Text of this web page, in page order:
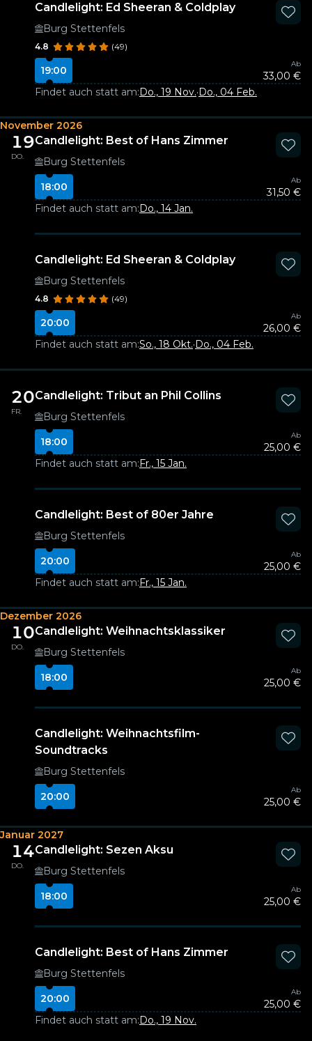
Candlelight: Ed Sheeran & Coldplay
Burg Stettenfels
4.8 (49)
19:00
Ab
33,00 €
Findet auch statt am:Do., 19 Nov.·Do., 04 Feb.
November 2026
19
DO.
Candlelight: Best of Hans Zimmer
Burg Stettenfels
18:00
Ab
31,50 €
Findet auch statt am:Do., 14 Jan.
Candlelight: Ed Sheeran & Coldplay
Burg Stettenfels
4.8 (49)
20:00
Ab
26,00 €
Findet auch statt am:So., 18 Okt.·Do., 04 Feb.
20
FR.
Candlelight: Tribut an Phil Collins
Burg Stettenfels
18:00
Ab
25,00 €
Findet auch statt am:Fr., 15 Jan.
Candlelight: Best of 80er Jahre
Burg Stettenfels
20:00
Ab
25,00 €
Findet auch statt am:Fr., 15 Jan.
Dezember 2026
10
DO.
Candlelight: Weihnachtsklassiker
Burg Stettenfels
18:00
Ab
25,00 €
Candlelight: Weihnachtsfilm-
Soundtracks
Burg Stettenfels
20:00
Ab
25,00 €
Januar 2027
14
DO.
Candlelight: Sezen Aksu
Burg Stettenfels
18:00
Ab
25,00 €
Candlelight: Best of Hans Zimmer
Burg Stettenfels
20:00
Ab
25,00 €
Findet auch statt am:Do., 19 Nov.